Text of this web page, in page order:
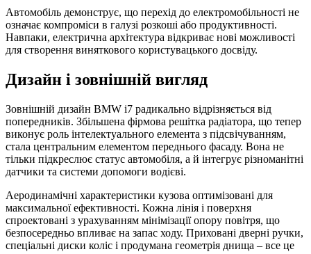
Автомобіль демонструє, що перехід до електромобільності не
означає компроміси в галузі розкоші або продуктивності.
Навпаки, електрична архітектура відкриває нові можливості
для створення виняткового користувацького досвіду.
Дизайн і зовнішній вигляд
Зовнішній дизайн BMW i7 радикально відрізняється від
попередників. Збільшена фірмова решітка радіатора, що тепер
виконує роль інтелектуального елемента з підсвічуванням,
стала центральним елементом переднього фасаду. Вона не
тільки підкреслює статус автомобіля, а й інтегрує різноманітні
датчики та системи допомоги водієві.
Аеродинамічні характеристики кузова оптимізовані для
максимальної ефективності. Кожна лінія і поверхня
спроектовані з урахуванням мінімізації опору повітря, що
безпосередньо впливає на запас ходу. Приховані дверні ручки,
спеціальні диски коліс і продумана геометрія днища – все це